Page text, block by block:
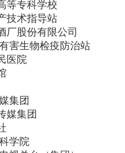
专科学校
术指导站
股份有限公司
生物检疫防治站
医院
集团
集团
学院